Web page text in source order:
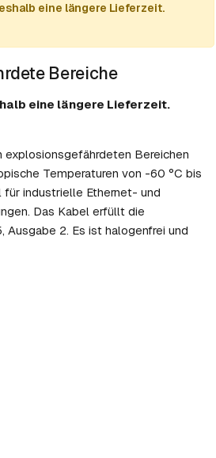
eine längere Lieferzeit.
Bereiche
eine längere Lieferzeit.
Bereichen
Temperaturen von -60 °C bis
industrielle Ethernet- und
Das Kabel erfüllt die
Ausgabe 2. Es ist halogenfrei und